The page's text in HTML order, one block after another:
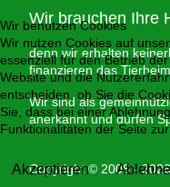
Wir brauchen Ihre
denn wir erhalten
finanzieren das
Wir sind als
anerkannt und dürfen
Copyright © 2008 -
Wir benutzen Cookies
Wir nutzen Cookies auf
essenziell für den Betrieb
Website und die
entscheiden, ob Sie die
Sie, dass bei einer
Funktionalitäten der Seite
Akzeptieren